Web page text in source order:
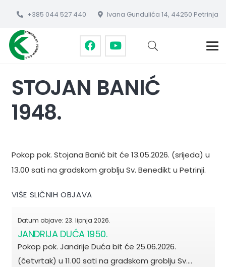
+385 044 527 440 Ivana Gundulića 14, 44250 Petrinja
STOJAN BANIĆ
1948.
Pokop pok. Stojana Banić bit će 13.05.2026. (srijeda) u
13.00 sati na gradskom groblju Sv. Benedikt u Petrinji.
VIŠE SLIČNIH OBJAVA
Datum objave: 23. lipnja 2026.
JANDRIJA DUĆA 1950.
Pokop pok. Jandrije Duća bit će 25.06.2026.
(četvrtak) u 11.00 sati na gradskom groblju Sv.…